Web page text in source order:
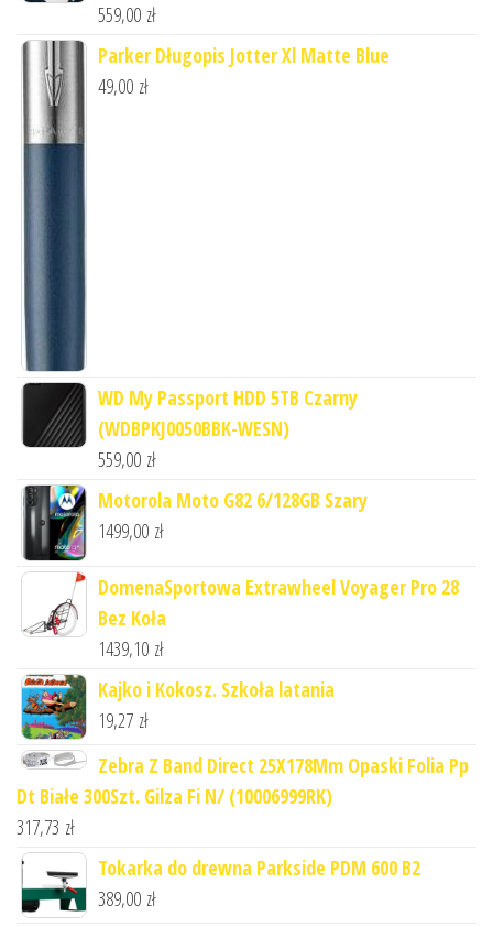
559,00 zł
Parker Długopis Jotter Xl Matte Blue
49,00 zł
WD My Passport HDD 5TB Czarny
(WDBPKJ0050BBK-WESN)
559,00 zł
Motorola Moto G82 6/128GB Szary
1499,00 zł
DomenaSportowa Extrawheel Voyager Pro 28
Bez Koła
1439,10 zł
Kajko i Kokosz. Szkoła latania
19,27 zł
Zebra Z Band Direct 25X178Mm Opaski Folia Pp
Dt Białe 300Szt. Gilza Fi N/ (10006999RK)
317,73 zł
Tokarka do drewna Parkside PDM 600 B2
389,00 zł